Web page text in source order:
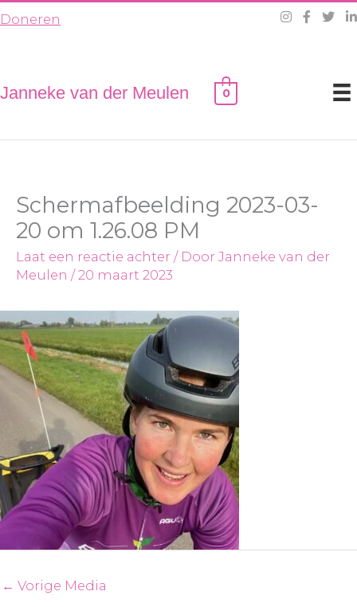
naar
Doneren
Janneke van der Meulen 0
Schermafbeelding 2023-03-
20 om 1.26.08 PM
Laat een reactie achter / Door Janneke van der
Meulen /20 maart 2023
← Vorige Media